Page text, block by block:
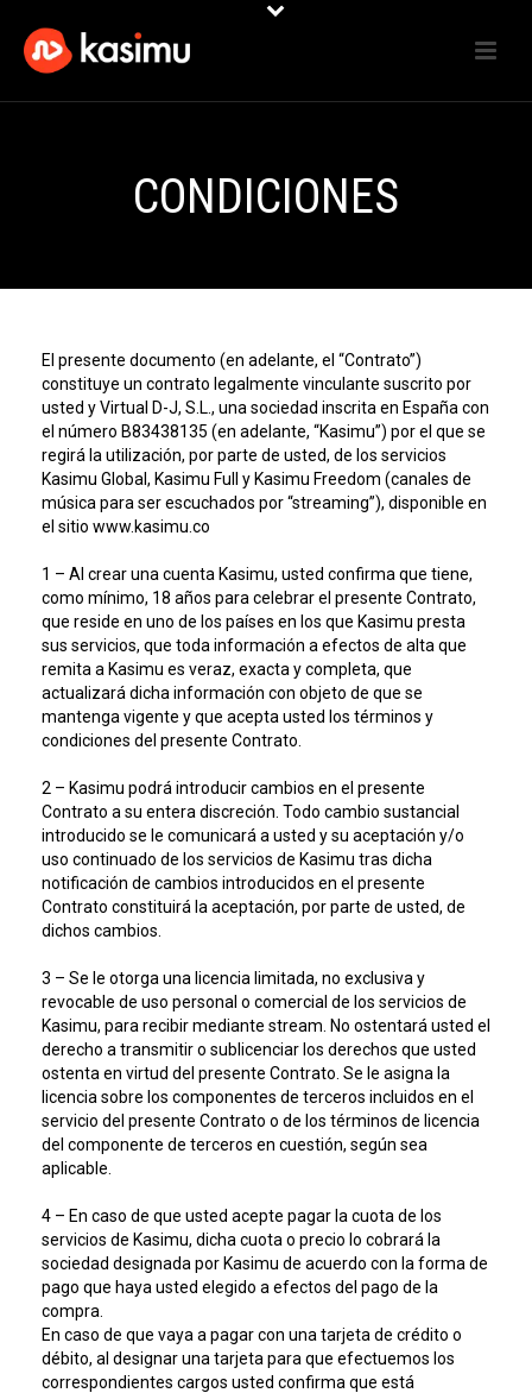
CONDICIONES
El presente documento (en adelante, el “Contrato”)
constituye un contrato legalmente vinculante suscrito por
usted y Virtual D-J, S.L., una sociedad inscrita en España con
el número B83438135 (en adelante, “Kasimu”) por el que se
regirá la utilización, por parte de usted, de los servicios
Kasimu Global, Kasimu Full y Kasimu Freedom (canales de
música para ser escuchados por “streaming”), disponible en
el sitio www.kasimu.co
1 – Al crear una cuenta Kasimu, usted confirma que tiene,
como mínimo, 18 años para celebrar el presente Contrato,
que reside en uno de los países en los que Kasimu presta
sus servicios, que toda información a efectos de alta que
remita a Kasimu es veraz, exacta y completa, que
actualizará dicha información con objeto de que se
mantenga vigente y que acepta usted los términos y
condiciones del presente Contrato.
2 – Kasimu podrá introducir cambios en el presente
Contrato a su entera discreción. Todo cambio sustancial
introducido se le comunicará a usted y su aceptación y/o
uso continuado de los servicios de Kasimu tras dicha
notificación de cambios introducidos en el presente
Contrato constituirá la aceptación, por parte de usted, de
dichos cambios.
3 – Se le otorga una licencia limitada, no exclusiva y
revocable de uso personal o comercial de los servicios de
Kasimu, para recibir mediante stream. No ostentará usted el
derecho a transmitir o sublicenciar los derechos que usted
ostenta en virtud del presente Contrato. Se le asigna la
licencia sobre los componentes de terceros incluidos en el
servicio del presente Contrato o de los términos de licencia
del componente de terceros en cuestión, según sea
aplicable.
4 – En caso de que usted acepte pagar la cuota de los
servicios de Kasimu, dicha cuota o precio lo cobrará la
sociedad designada por Kasimu de acuerdo con la forma de
pago que haya usted elegido a efectos del pago de la
compra.
En caso de que vaya a pagar con una tarjeta de crédito o
débito, al designar una tarjeta para que efectuemos los
correspondientes cargos usted confirma que está